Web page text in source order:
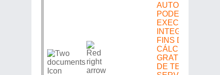
AUTORIZA O
PODER
EXECUTIVO A
INTEGRAR
FINS DE
CÁLCULO DE
GRATIFICAÇÃO
DE TEMPO DE